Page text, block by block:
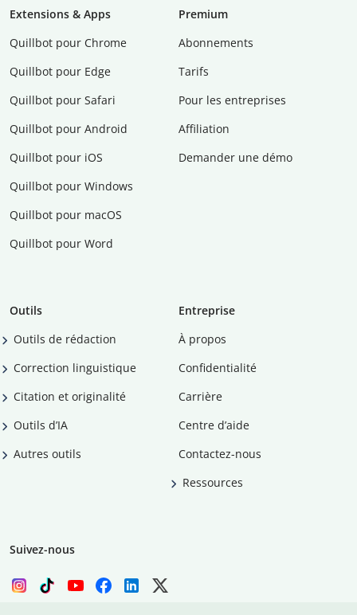
Extensions & Apps
Quillbot pour Chrome
Quillbot pour Edge
Quillbot pour Safari
Quillbot pour Android
Quillbot pour iOS
Quillbot pour Windows
Quillbot pour macOS
Quillbot pour Word
Premium
Abonnements
Tarifs
Pour les entreprises
Affiliation
Demander une démo
Outils
Outils de rédaction
Correction linguistique
Citation et originalité
Outils d’IA
Autres outils
Entreprise
À propos
Confidentialité
Carrière
Centre d’aide
Contactez-nous
Ressources
Suivez-nous